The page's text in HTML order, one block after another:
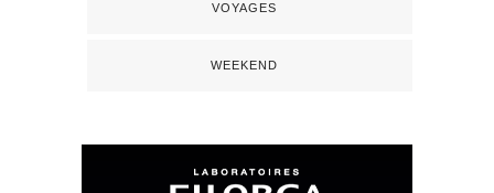
VOYAGES
WEEKEND